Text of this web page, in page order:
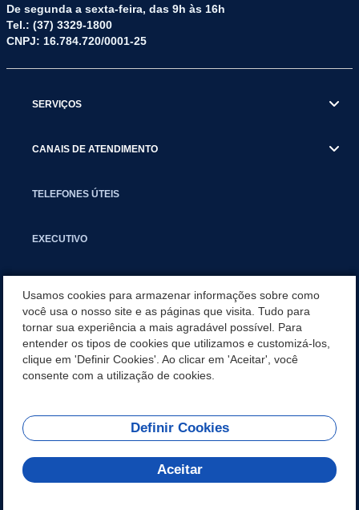
De segunda a sexta-feira, das 9h às 16h
Tel.: (37) 3329-1800
CNPJ: 16.784.720/0001-25
SERVIÇOS
CANAIS DE ATENDIMENTO
TELEFONES ÚTEIS
EXECUTIVO
APLICATIVO
SECRETARIAS
REDES SOCIAIS
Usamos cookies para armazenar informações sobre como
você usa o nosso site e as páginas que visita. Tudo para
tornar sua experiência a mais agradável possível. Para
entender os tipos de cookies que utilizamos e customizá-los,
clique em 'Definir Cookies'. Ao clicar em 'Aceitar', você
consente com a utilização de cookies.
Definir Cookies
Aceitar